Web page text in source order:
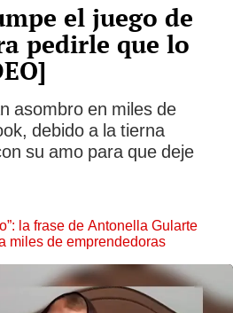
el juego de
pedirle que lo
asombro en miles de
debido a la tierna
su amo para que deje
la frase de Antonella Gularte
miles de emprendedoras